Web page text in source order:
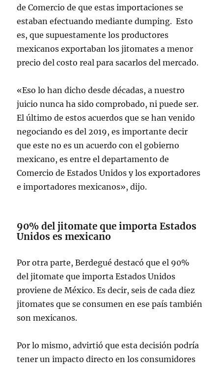
de Comercio de que estas importaciones se
estaban efectuando mediante dumping. Esto
es, que supuestamente los productores
mexicanos exportaban los jitomates a menor
precio del costo real para sacarlos del mercado.
«Eso lo han dicho desde décadas, a nuestro
juicio nunca ha sido comprobado, ni puede ser.
El último de estos acuerdos que se han venido
negociando es del 2019, es importante decir
que este no es un acuerdo con el gobierno
mexicano, es entre el departamento de
Comercio de Estados Unidos y los exportadores
e importadores mexicanos», dijo.
90% del jitomate que importa Estados
Unidos es mexicano
Por otra parte, Berdegué destacó que el 90%
del jitomate que importa Estados Unidos
proviene de México. Es decir, seis de cada diez
jitomates que se consumen en ese país también
son mexicanos.
Por lo mismo, advirtió que esta decisión podría
tener un impacto directo en los consumidores